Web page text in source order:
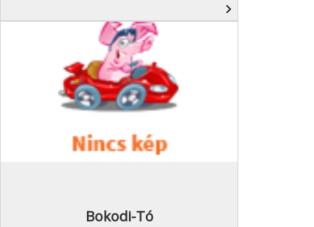
navigate_next
Bokodi-Tó